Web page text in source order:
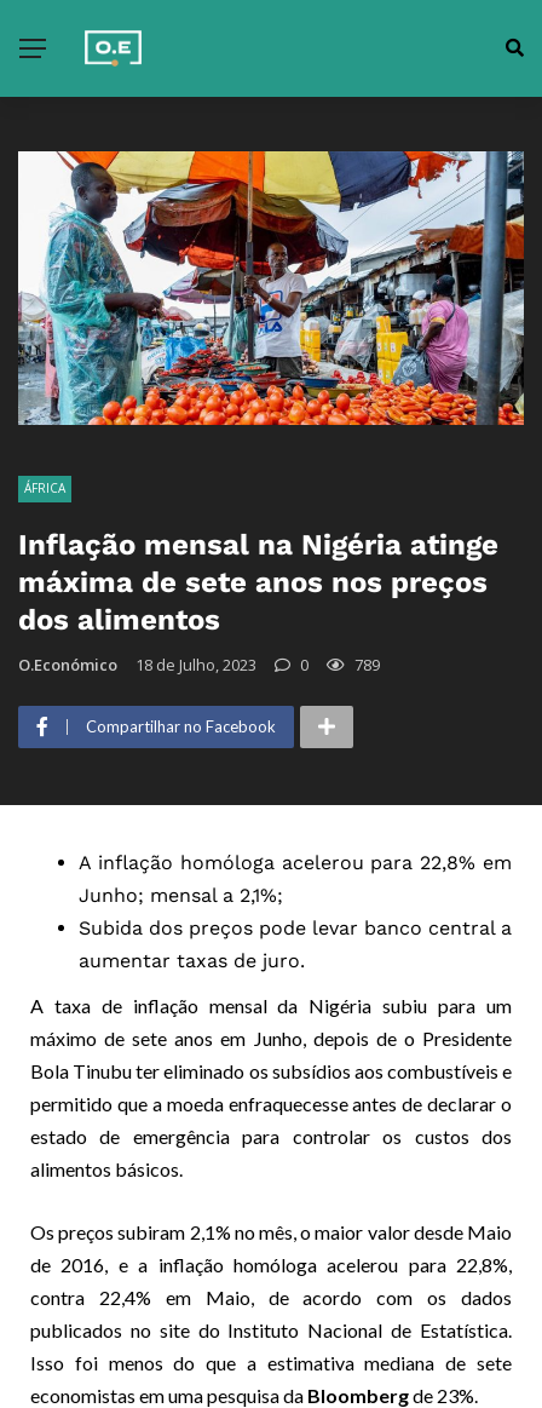
ÁFRICA
Inflação mensal na Nigéria atinge
máxima de sete anos nos preços
dos alimentos
O.Económico 18 de Julho, 2023 0 789
Compartilhar no Facebook
A inflação homóloga acelerou para 22,8% em
Junho; mensal a 2,1%;
Subida dos preços pode levar banco central a
aumentar taxas de juro.
A taxa de inflação mensal da Nigéria subiu para um
máximo de sete anos em Junho, depois de o Presidente
Bola Tinubu ter eliminado os subsídios aos combustíveis e
permitido que a moeda enfraquecesse antes de declarar o
estado de emergência para controlar os custos dos
alimentos básicos.
Os preços subiram 2,1% no mês, o maior valor desde Maio
de 2016, e a inflação homóloga acelerou para 22,8%,
contra 22,4% em Maio, de acordo com os dados
publicados no site do Instituto Nacional de Estatística.
Isso foi menos do que a estimativa mediana de sete
economistas em uma pesquisa da Bloombergde 23%.